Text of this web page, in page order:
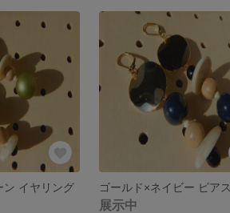
ン イヤリング ゴールド×ネイビー ピアス
展示中